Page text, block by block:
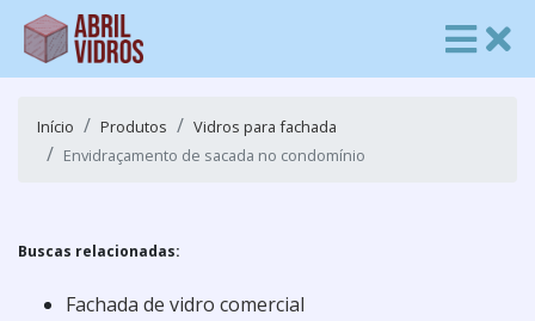
Início Produtos
Vidros para fachada
Envidraçamento de sacada no condomínio
Buscas relacionadas:
Fachada de vidro comercial